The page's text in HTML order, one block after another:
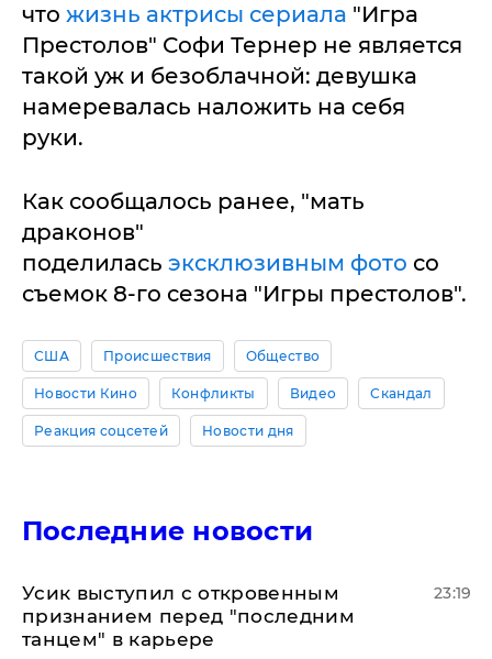
что жизнь актрисы сериала "Игра
Престолов" Софи Тернер не является
такой уж и безоблачной: девушка
намеревалась наложить на себя
руки.
Как сообщалось ранее, "мать
драконов"
поделилась эксклюзивным фото со
съемок 8-го сезона "Игры престолов".
США Происшествия Общество
Новости Кино Конфликты Видео Скандал
Реакция соцсетей Новости дня
Последние новости
Усик выступил с откровенным
признанием перед "последним
танцем" в карьере
23:19